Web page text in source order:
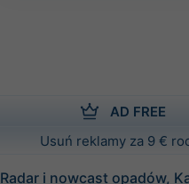
AD FREE
Usuń reklamy za 9 €
Radar i nowcast opadów,